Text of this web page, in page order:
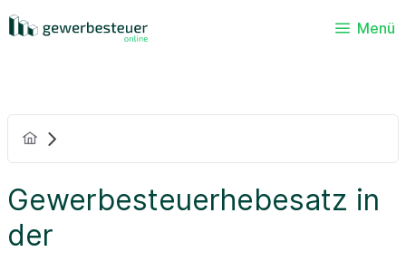
Menü
Gewerbesteuerhebesatz in
der